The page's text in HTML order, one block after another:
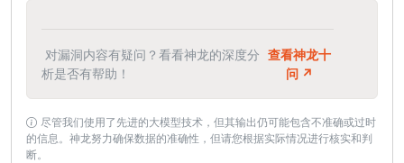
对漏洞内容有疑问？看看神龙的深度分
析是否有帮助！
查看神龙十
问 ↗
尽管我们使用了先进的大模型技术，但其输出仍可能包含不准确或过时
的信息。神龙努力确保数据的准确性，但请您根据实际情况进行核实和判
断。